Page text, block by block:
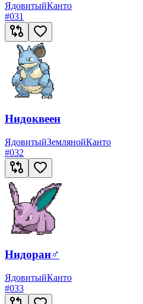
ЯдовитыйКанто
#031
Нидоквеен
ЯдовитыйЗемлянойКанто
#032
Нидоран♂
ЯдовитыйКанто
#033